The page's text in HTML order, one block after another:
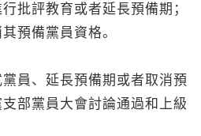
批評教育或者延長預備期；
預備黨員資格。
、延長預備期或者取消預
部黨員大會討論通過和上級